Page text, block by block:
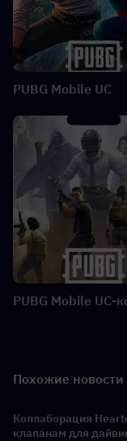
PUBG Mobile UC
PUBG Mobile UC-
Похожие новости
Коллаборация
клапанам для